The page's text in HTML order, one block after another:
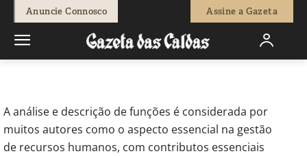
Anuncie Connosco Assine a Gazeta
Redação - 24 de Março, 2016 0
A análise e descrição de funções é considerada por
muitos autores como o aspecto essencial na gestão
de recursos humanos, com contributos essenciais